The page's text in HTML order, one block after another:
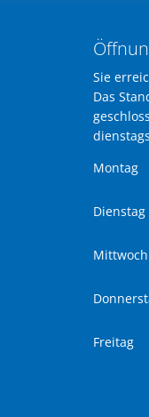
Sie
Das
Montag
Dienstag
Mittwoch
Freitag